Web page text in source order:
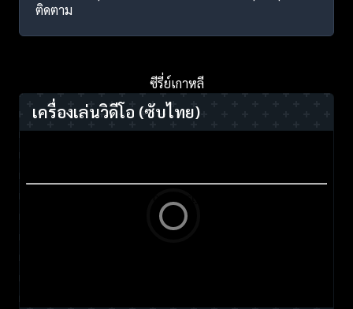
ติดตาม
ซีรี่ย์เกาหลี
เครื่องเล่นวิดีโอ (ซับไทย)